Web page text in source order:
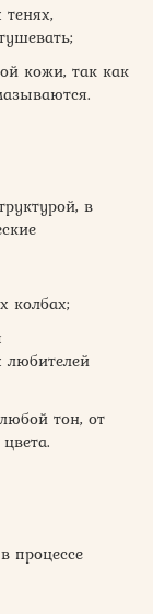
кожи, так как
в
колбах;
любителей
тон, от
процессе